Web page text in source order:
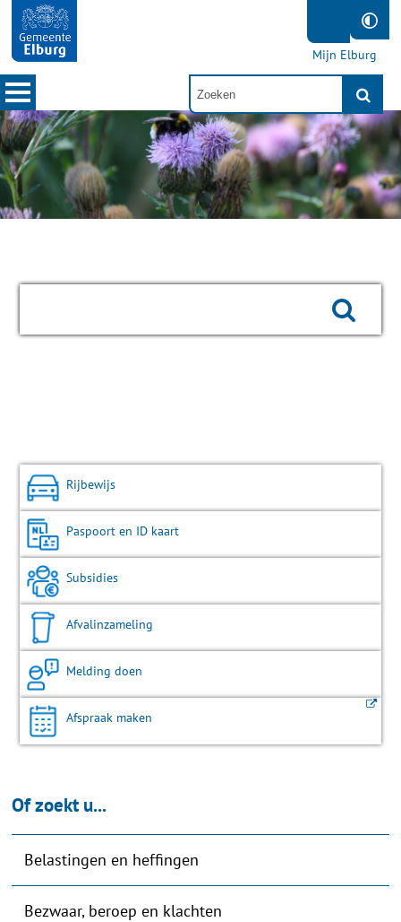
Mijn Elburg
Rijbewijs
Paspoort en ID kaart
Subsidies
Afvalinzameling
Melding doen
Afspraak maken
Of zoekt u...
Belastingen en heffingen
Bezwaar, beroep en klachten